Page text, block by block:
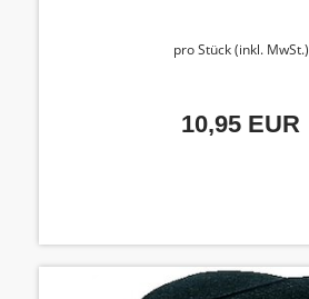
pro Stück (inkl. MwSt.)
10,95 EUR